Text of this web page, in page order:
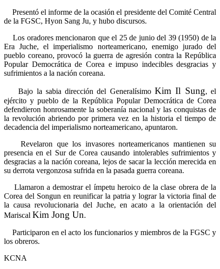
Presentó el informe de la ocasión el presidente del Comité Central
de la FGSC, Hyon Sang Ju, y hubo discursos.
Los oradores mencionaron que el 25 de junio del 39 (1950) de la
Era Juche, el imperialismo norteamericano, enemigo jurado del
pueblo coreano, provocó la guerra de agresión contra la República
Popular Democrática de Corea e impuso indecibles desgracias y
sufrimientos a la nación coreana.
Bajo la sabia dirección del Generalísimo Kim Il Sung, el
ejército y pueblo de la República Popular Democrática de Corea
defendieron honrosamente la soberanía nacional y las conquistas de
la revolución abriendo por primera vez en la historia el tiempo de
decadencia del imperialismo norteamericano, apuntaron.
Revelaron que los invasores norteamericanos mantienen su
presencia en el Sur de Corea causando intolerables sufrimientos y
desgracias a la nación coreana, lejos de sacar la lección merecida en
su derrota vergonzosa sufrida en la pasada guerra coreana.
Llamaron a demostrar el ímpetu heroico de la clase obrera de la
Corea del Songun en reunificar la patria y lograr la victoria final de
la causa revolucionaria del Juche, en acato a la orientación del
Mariscal Kim Jong Un.
Participaron en el acto los funcionarios y miembros de la FGSC y
los obreros.
KCNA